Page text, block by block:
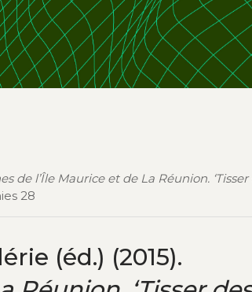
de l’Île Maurice et de La Réunion.
28
(éd.) (2015).